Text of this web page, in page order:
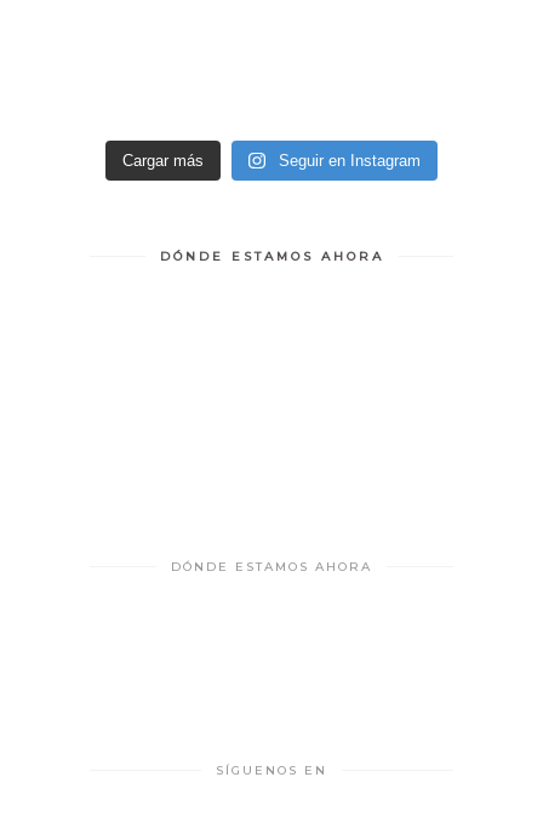
Cargar más Seguir en Instagram
DÓNDE ESTAMOS AHORA
DÓNDE ESTAMOS AHORA
SÍGUENOS EN